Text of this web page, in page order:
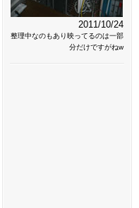
2011/10/24
整理中なのもあり映ってるのは一部
分だけですがねw